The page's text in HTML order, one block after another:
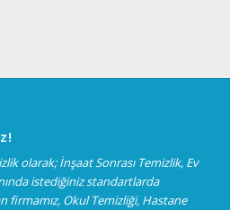
olarak; İnşaat Sonrası Temizlik, Ev
istediğiniz standartlarda
firmamız, Okul Temizliği, Hastane